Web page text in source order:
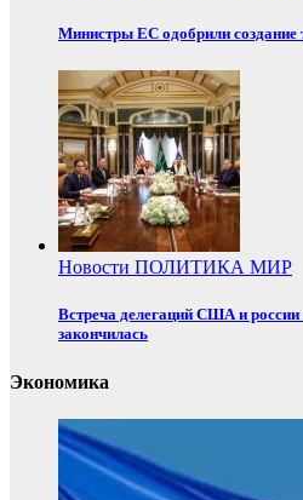
Министры ЕС одобрили создание
Новости ПОЛИТИКА МИР
Встреча делегаций США и
закончилась
Экономика